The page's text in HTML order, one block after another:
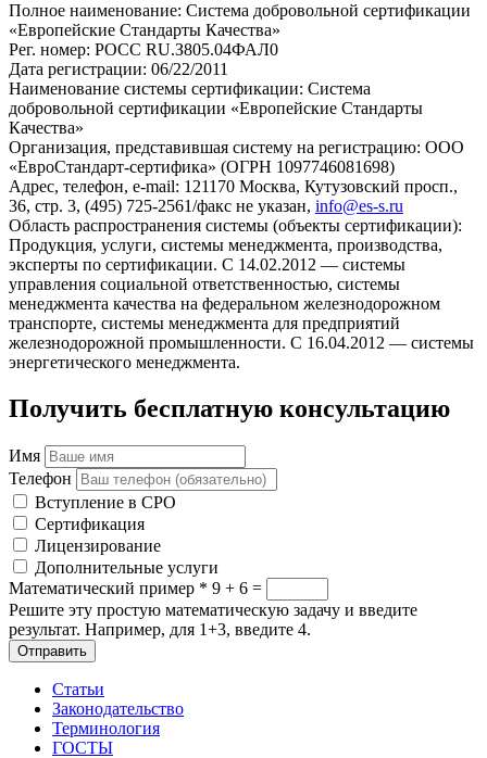
Полное наименование: Система добровольной сертификации
«Европейские Стандарты Качества»
Рег. номер: РОСС RU.З805.04ФАЛ0
Дата регистрации: 06/22/2011
Наименование системы сертификации: Система
добровольной сертификации «Европейские Стандарты
Качества»
Организация, представившая систему на регистрацию: ООО
«ЕвроСтандарт-сертифика» (ОГРН 1097746081698)
Адрес, телефон, e-mail: 121170 Москва, Кутузовский просп.,
36, стр. 3, (495) 725-2561/факс не указан, info@es-s.ru
Область распространения системы (объекты сертификации):
Продукция, услуги, системы менеджмента, производства,
эксперты по сертификации. С 14.02.2012 — системы
управления социальной ответственностью, системы
менеджмента качества на федеральном железнодорожном
транспорте, системы менеджмента для предприятий
железнодорожной промышленности. С 16.04.2012 — системы
энергетического менеджмента.
Получить бесплатную консультацию
Имя
Телефон
Вступление в СРО
Сертификация
Лицензирование
Дополнительные услуги
Математический пример * 9 + 6 =
Решите эту простую математическую задачу и введите
результат. Например, для 1+3, введите 4.
Отправить
Статьи
Законодательство
Терминология
ГОСТЫ